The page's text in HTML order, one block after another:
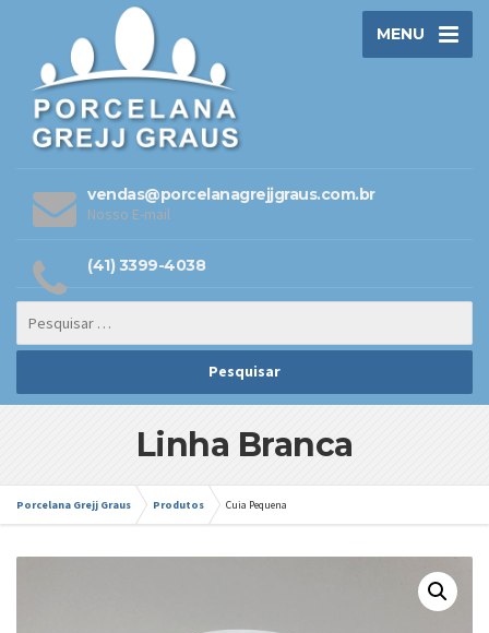
MENU
vendas@porcelanagrejjgraus.com.br
Nosso E-mail
(41) 3399-4038
Linha Branca
Porcelana Grejj Graus Produtos Cuia Pequena